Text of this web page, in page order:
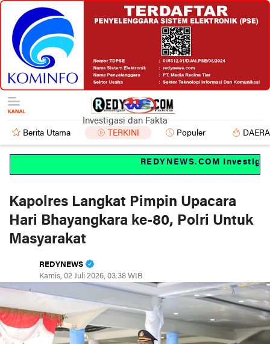
Investigasi dan Fakta
Berita Utama TERKINI Populer
REDYNEWS.COM Investigasi
Kapolres Langkat Pimpin Upacara
Hari Bhayangkara ke-80, Polri Untuk
Masyarakat
REDYNEWS
Kamis, 02 Juli 2026, 03:38 WIB